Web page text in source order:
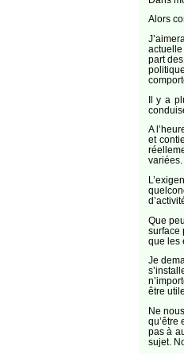
Alors
part
Il y a
A
et
variées.
Que
surface
que les
Je
être
Ne
qu’être
pas à
sujet.